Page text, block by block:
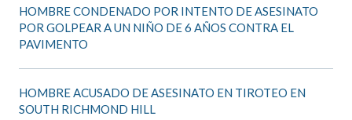
HOMBRE CONDENADO POR INTENTO DE ASESINATO
POR GOLPEAR A UN NIÑO DE 6 AÑOS CONTRA EL
PAVIMENTO
HOMBRE ACUSADO DE ASESINATO EN TIROTEO EN
SOUTH RICHMOND HILL